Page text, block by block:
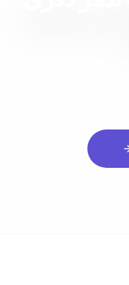
والمبدعين الذين